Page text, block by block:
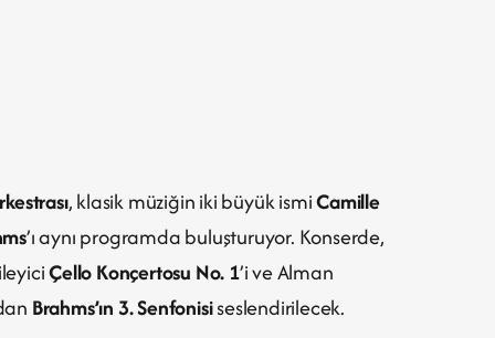
, klasik müziğin iki büyük ismi Camille
’ı aynı programda buluşturuyor. Konserde,
Çello Konçertosu No. 1’i ve Alman
Brahms’ın 3. Senfonisi seslendirilecek.